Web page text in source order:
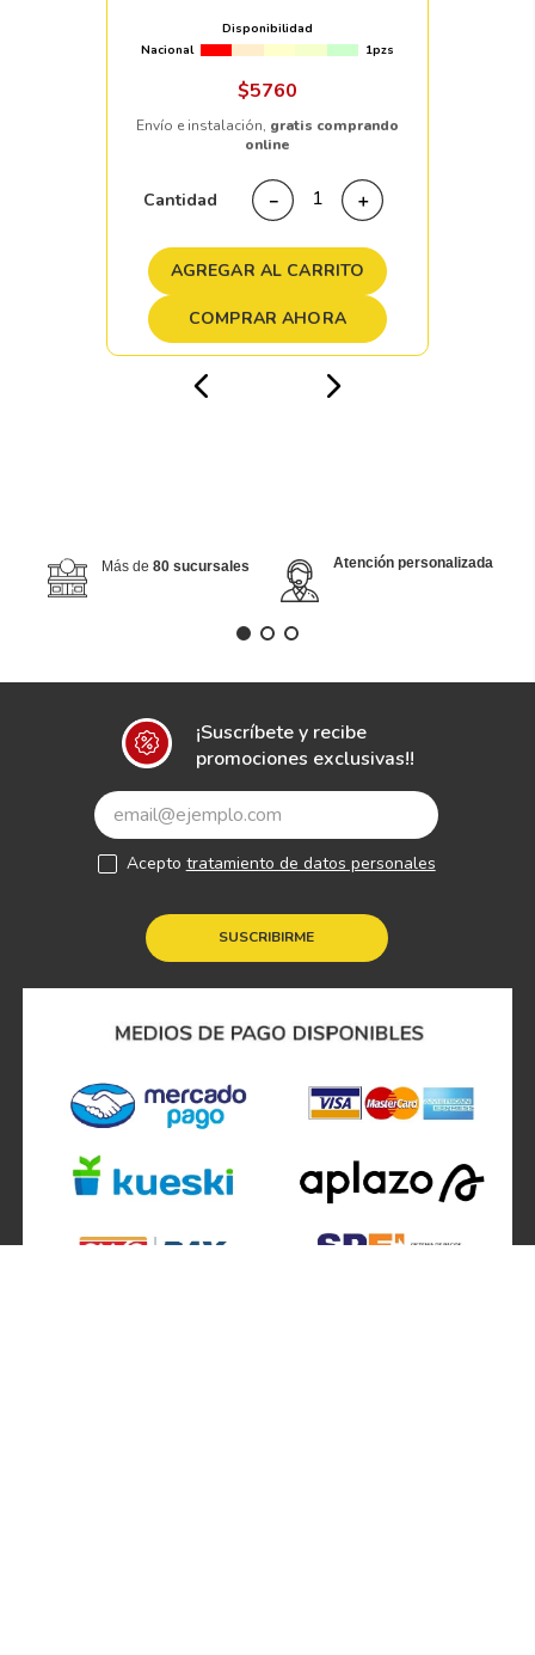
Disponibilidad
Nacional
1pzs
$5760
Envío e instalación, gratis comprando
online
Cantidad ＋
－
AGREGAR AL CARRITO
COMPRAR AHORA
Más de 80 sucursales Atención personalizada
¡Suscríbete y recibe
promociones exclusivas!!
SUSCRIBIRME
Acepto tratamiento de datos personales